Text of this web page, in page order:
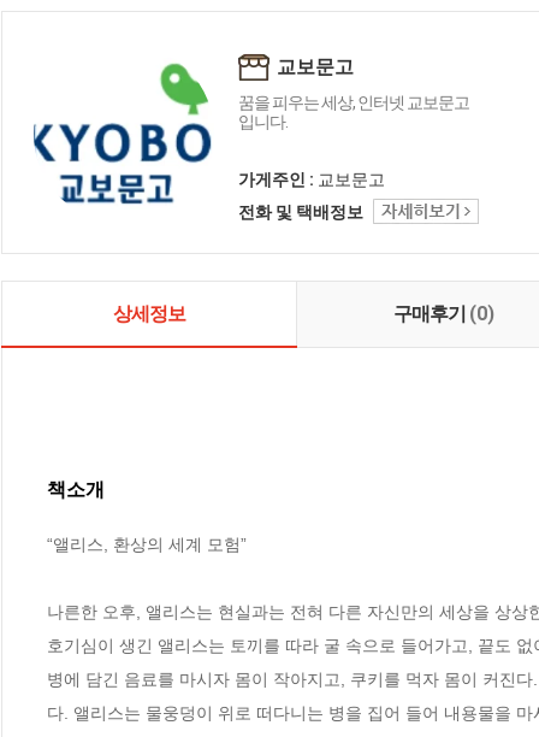
교보문고
꿈을 피우는 세상, 인터넷 교보문고
입니다.
가게주인 : 교보문고
전화 및 택배정보
상세정보 구매후기 (0)
책소개
“앨리스, 환상의 세계 모험”
나른한 오후, 앨리스는 현실과는 전혀 다른 자신만의 세상을 상
호기심이 생긴 앨리스는 토끼를 따라 굴 속으로 들어가고, 끝도
병에 담긴 음료를 마시자 몸이 작아지고, 쿠키를 먹자 몸이 커진
다. 앨리스는 물웅덩이 위로 떠다니는 병을 집어 들어 내용물을